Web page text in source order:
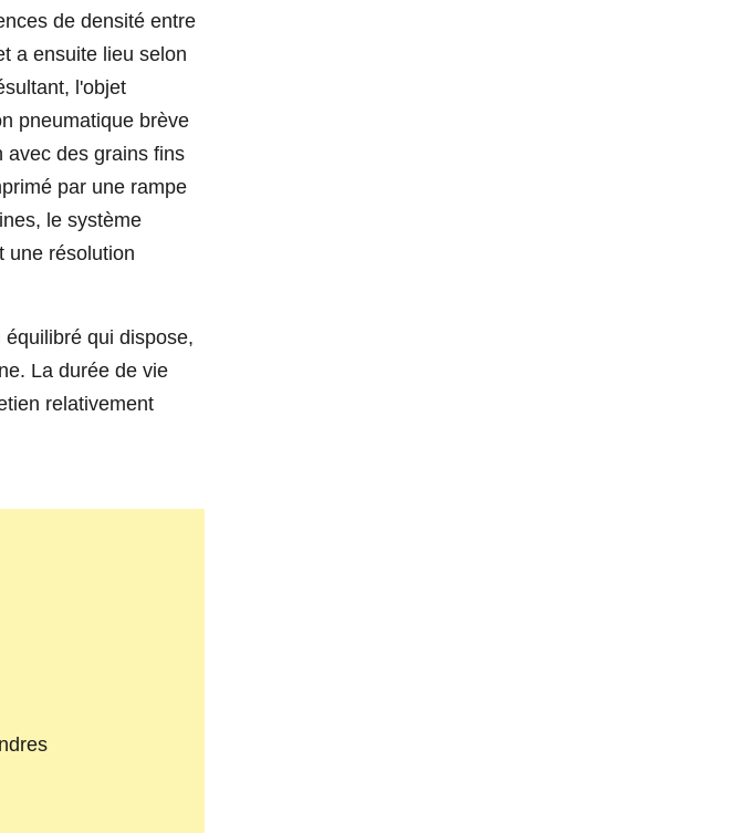
de densité entre
a ensuite lieu selon
l'objet
pneumatique brève
avec des grains fins
par une rampe
le système
une résolution
qui dispose,
La durée de vie
relativement